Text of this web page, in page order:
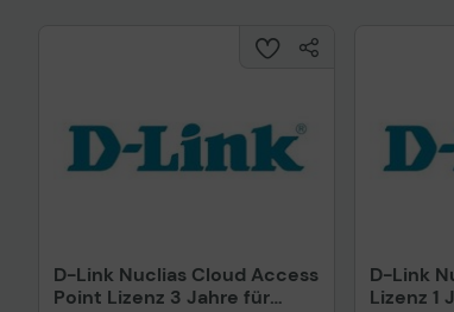
D-Link Nuclias Cloud Access
Point Lizenz 3 Jahre für
D-Link
Lizenz 1